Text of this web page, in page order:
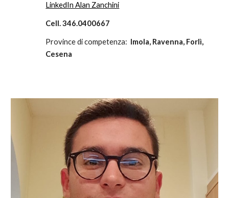
LinkedIn Alan Zanchini
Cell. 346.0400667
Province di competenza: Imola, Ravenna, Forlì,
Cesena